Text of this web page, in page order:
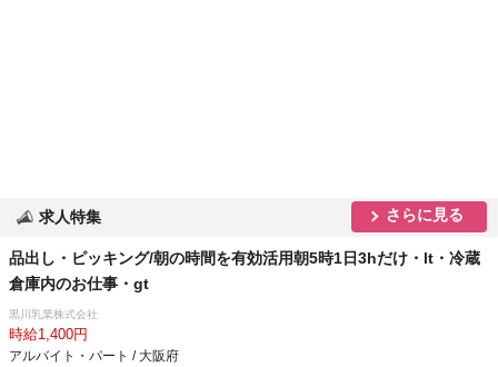
求人特集 さらに見る
品出し・ピッキング/朝の時間を有効活用朝5時1日3hだけ・lt・冷蔵
倉庫内のお仕事・gt
黒川乳業株式会社
時給1,400円
アルバイト・パート / 大阪府